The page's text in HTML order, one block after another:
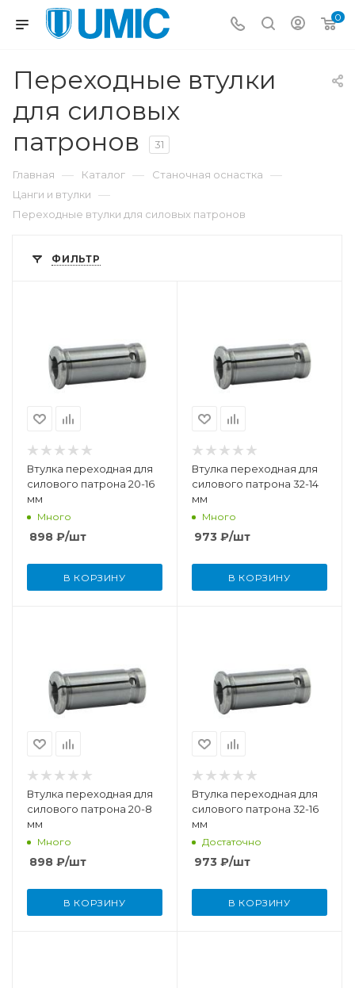
0
Переходные втулки
для силовых
патронов
31
Главная — Каталог — Станочная оснастка —
Цанги и втулки —
Переходные втулки для силовых патронов
ФИЛЬТР
Втулка переходная для
силового патрона 20-16
мм
Много
898 ₽/шт
В КОРЗИНУ
Втулка переходная для
силового патрона 32-14
мм
Много
973 ₽/шт
В КОРЗИНУ
Втулка переходная для
силового патрона 20-8
мм
Много
898 ₽/шт
В КОРЗИНУ
Втулка переходная для
силового патрона 32-16
мм
Достаточно
973 ₽/шт
В КОРЗИНУ